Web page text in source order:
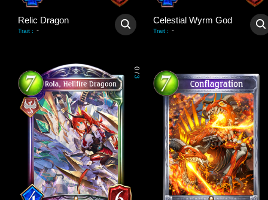
Relic Dragon
Trait : -
Celestial Wyrm God
Trait : -
0
/
3